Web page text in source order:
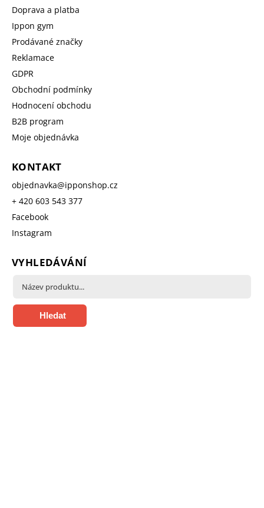
Doprava a platba
Ippon gym
Prodávané značky
Reklamace
GDPR
Obchodní podmínky
Hodnocení obchodu
B2B program
Moje objednávka
KONTAKT
objednavka@ipponshop.cz
+ 420 603 543 377
Facebook
Instagram
VYHLEDÁVÁNÍ
Hledat